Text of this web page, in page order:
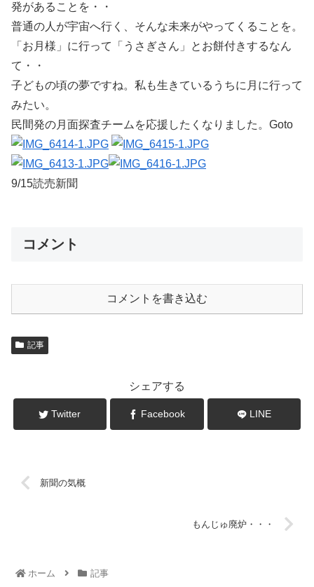
発があることを・・
普通の人が宇宙へ行く、そんな未来がやってくることを。
「お月様」に行って「うさぎさん」とお餅付きするなん
て・・
子どもの頃の夢ですね。私も生きているうちに月に行って
みたい。
民間発の月面探査チームを応援したくなりました。Goto
9/15読売新聞
コメント
コメントを書き込む
記事
シェアする
Twitter Facebook LINE
新聞の気概
もんじゅ廃炉・・・
ホーム 記事